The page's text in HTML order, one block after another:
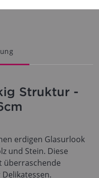
Struktur -
erdigen Glasurlook
und Stein. Diese
überraschende